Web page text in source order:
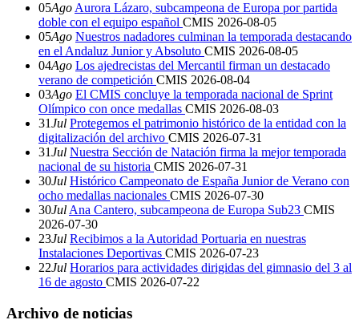
05Ago Aurora Lázaro, subcampeona de Europa por partida
doble con el equipo español CMIS 2026-08-05
05Ago Nuestros nadadores culminan la temporada destacando
en el Andaluz Junior y Absoluto CMIS 2026-08-05
04Ago Los ajedrecistas del Mercantil firman un destacado
verano de competición CMIS 2026-08-04
03Ago El CMIS concluye la temporada nacional de Sprint
Olímpico con once medallas CMIS 2026-08-03
31Jul Protegemos el patrimonio histórico de la entidad con la
digitalización del archivo CMIS 2026-07-31
31Jul Nuestra Sección de Natación firma la mejor temporada
nacional de su historia CMIS 2026-07-31
30Jul Histórico Campeonato de España Junior de Verano con
ocho medallas nacionales CMIS 2026-07-30
30Jul Ana Cantero, subcampeona de Europa Sub23 CMIS
2026-07-30
23Jul Recibimos a la Autoridad Portuaria en nuestras
Instalaciones Deportivas CMIS 2026-07-23
22Jul Horarios para actividades dirigidas del gimnasio del 3 al
16 de agosto CMIS 2026-07-22
Archivo de noticias